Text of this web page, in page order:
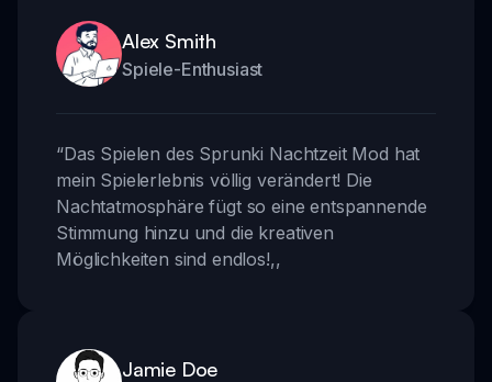
Alex Smith
Spiele-Enthusiast
“Das Spielen des Sprunki Nachtzeit Mod hat
mein Spielerlebnis völlig verändert! Die
Nachtatmosphäre fügt so eine entspannende
Stimmung hinzu und die kreativen
Möglichkeiten sind endlos!,,
Jamie Doe